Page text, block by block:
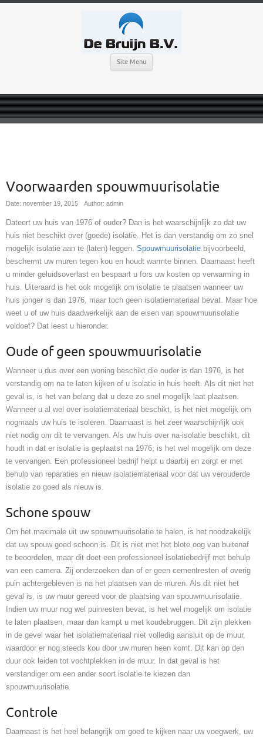
Site Menu
Voorwaarden spouwmuurisolatie
Date: november 19, 2015 Author: admin
Dateert uw huis van 1976 of ouder? Dan is het waarschijnlijk zo dat uw
huis niet beschikt over (goede) isolatie. Het is dan verstandig om zo snel
mogelijk isolatie aan te (laten) leggen. Spouwmuurisolatie bijvoorbeeld,
beschermt uw muren tegen kou en houdt warmte binnen. Daarnaast heeft
u minder geluidsoverlast en bespaart u fors uw kosten op verwarming in
huis. Uiteraard is het ook mogelijk om isolatie te plaatsen wanneer uw
huis jonger is dan 1976, maar toch geen isolatiemateriaal bevat. Maar hoe
weet u of uw huis daadwerkelijk aan de eisen van spouwmuurisolatie
voldoet? Dat leest u hieronder.
Oude of geen spouwmuurisolatie
Wanneer u dus over een woning beschikt die ouder is dan 1976, is het
verstandig om na te laten kijken of u isolatie in huis heeft. Als dit niet het
geval is, is het van belang dat u deze zo snel mogelijk laat plaatsen.
Wanneer u al wel over isolatiemateriaal beschikt, is het niet mogelijk om
nogmaals uw huis te isoleren. Daarnaast is het zeer waarschijnlijk ook
niet nodig om dit te vervangen. Als uw huis over na-isolatie beschikt, dit
houdt in dat er isolatie is geplaatst na 1976, is het wel mogelijk om deze
te vervangen. Een professioneel bedrijf helpt u daarbij en zorgt er met
behulp van reparaties en nieuw isolatiemateriaal voor dat uw verouderde
isolatie zo goed als nieuw is.
Schone spouw
Om het maximale uit uw spouwmuurisolatie te halen, is het noodzakelijk
dat uw spouw goed schoon is. Dit is niet met het blote oog van buitenaf
te beoordelen, maar dit doet een professioneel isolatiebedrijf met behulp
van een camera. Zij onderzoeken dan of er geen cementresten of overig
puin achtergebleven is na het plaatsen van de muren. Als dit niet het
geval is, is uw muur gereed voor de plaatsing van spouwmuurisolatie.
Indien uw muur nog wel puinresten bevat, is het wel mogelijk om isolatie
te laten plaatsen, maar dan kampt u met koudebruggen. Dit zijn plekken
in de gevel waar het isolatiemateriaal niet volledig aansluit op de muur,
waardoor er nog steeds kou door uw muren heen komt. Dit kan op den
duur ook leiden tot vochtplekken in de muur. In dat geval is het
verstandiger om een ander soort isolatie te kiezen dan
spouwmuurisolatie.
Controle
Daarnaast is het heel belangrijk om goed te kijken naar uw voegwerk, uw